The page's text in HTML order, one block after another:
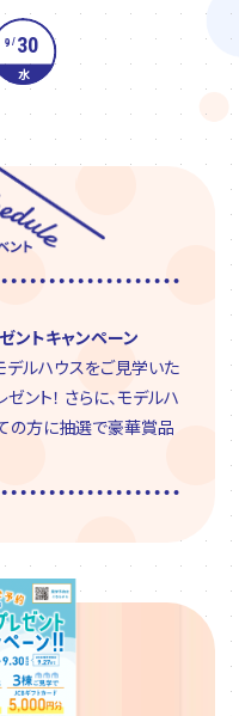
9 / 30
水
ントキャンペーン
デルハウスをご見学いた
ント！ さらに、モデルハ
の方に抽選で豪華賞品